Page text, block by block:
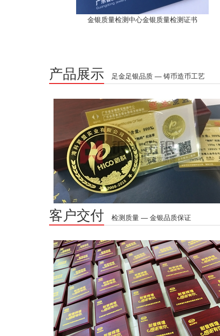
金银质量检测中心金银质量检测证书
产品展示 足金足银品质 — 铸币造币工艺
客户交付 检测质量 — 金银品质保证